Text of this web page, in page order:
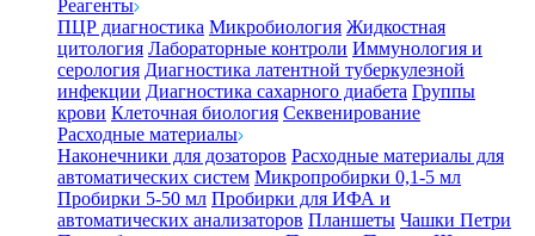
Реагенты
ПЦР диагностика Микробиология Жидкостная
цитология Лабораторные контроли Иммунология и
серология Диагностика латентной туберкулезной
инфекции Диагностика сахарного диабета Группы
крови Клеточная биология Секвенирование
Расходные материалы
Наконечники для дозаторов Расходные материалы для
автоматических систем Микропробирки 0,1-5 мл
Пробирки 5-50 мл Пробирки для ИФА и
автоматических анализаторов Планшеты Чашки Петри